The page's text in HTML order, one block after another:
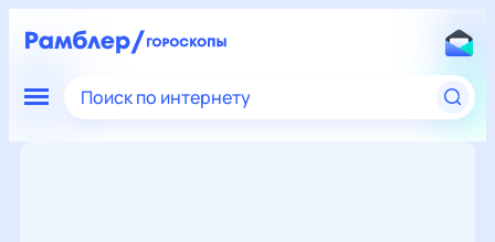
Поиск по интернету